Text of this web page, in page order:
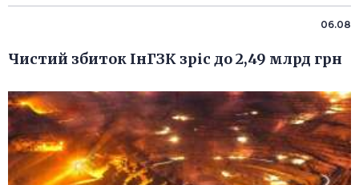
06.08
Чистий збиток ІнГЗК зріс до 2,49 млрд грн